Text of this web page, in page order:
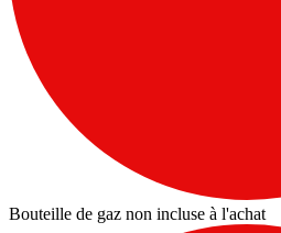
Bouteille de gaz non incluse à l'achat